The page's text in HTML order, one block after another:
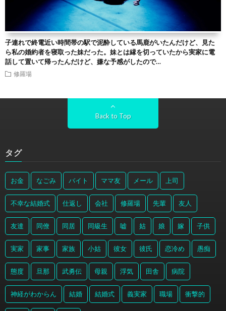
子連れで終電近い時間帯の駅で泥酔している馬鹿がいたんだけど、見た
ら私の婚約者を寝取った妹だった。妹とは縁を切っていたから実家に電
話して置いて帰ったんだけど、嫌な予感がしたので…
修羅場
Back to Top
タグ
お金 なごみ バイト ママ友 メール 上司
不幸な結婚式 仕返し 会社 修羅場 先輩 友人
友達 同僚 同居 同級生 嘘 姑 娘 嫁 子供
実家 家事 家族 小姑 彼女 彼氏 恋冷め 愚痴
態度 旦那 武勇伝 母親 浮気 田舎 病院
神経がわからん 結婚 結婚式 義実家 職場 衝撃的